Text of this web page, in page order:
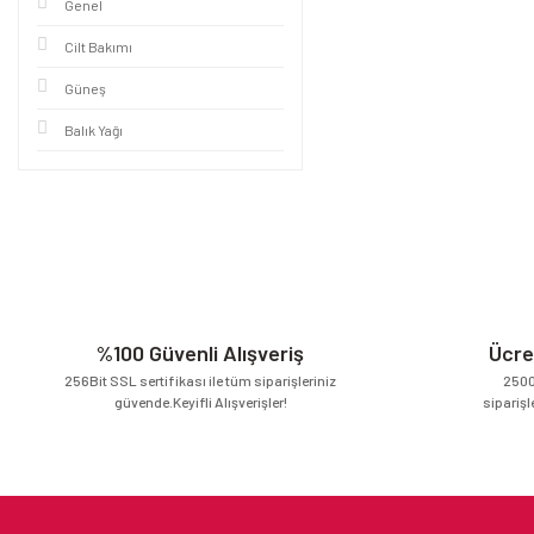
Genel
Cilt Bakımı
Güneş
Balık Yağı
%100 Güvenli Alışveriş
256Bit SSL sertifikası ile tüm siparişleriniz
güvende.Keyifli Alışverişler!